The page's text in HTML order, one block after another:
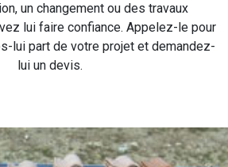
un changement ou des travaux
lui faire confiance. Appelez-le pour
lui part de votre projet et demandez-
lui un devis.